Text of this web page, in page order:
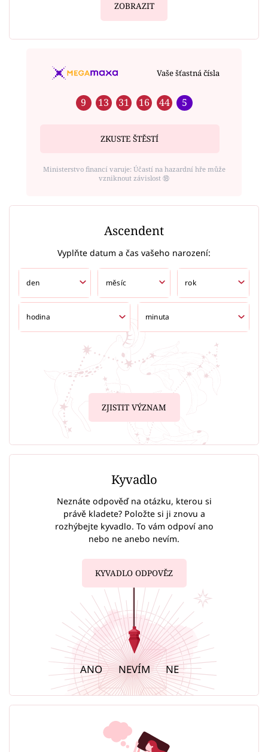
ZOBRAZIT
Vaše šťastná čísla
9 13 31 16 44 5
ZKUSTE ŠTĚSTÍ
Ministerstvo financí varuje: Účastí na hazardní hře může
vzniknout závislost ⑱
Ascendent
Vyplňte datum a čas vašeho narození:
ZJISTIT VÝZNAM
Kyvadlo
Neznáte odpověď na otázku, kterou si
právě kladete? Položte si ji znovu a
rozhýbejte kyvadlo. To vám odpoví ano
nebo ne anebo nevím.
KYVADLO ODPOVĚZ
ANO NEVÍM NE